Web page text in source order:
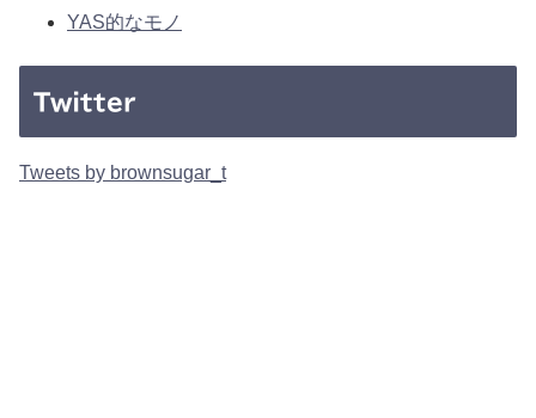
YAS的なモノ
Twitter
Tweets by brownsugar_t